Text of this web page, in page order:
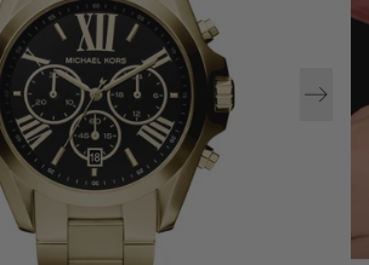
Open
media
1
in
gallery
view